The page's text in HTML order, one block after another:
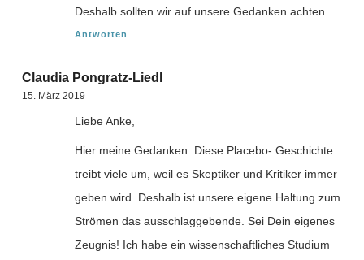
Deshalb sollten wir auf unsere Gedanken achten.
Antworten
Claudia Pongratz-Liedl
15. März 2019
Liebe Anke,
Hier meine Gedanken: Diese Placebo- Geschichte
treibt viele um, weil es Skeptiker und Kritiker immer
geben wird. Deshalb ist unsere eigene Haltung zum
Strömen das ausschlaggebende. Sei Dein eigenes
Zeugnis! Ich habe ein wissenschaftliches Studium